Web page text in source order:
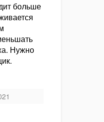
больше
Нужно